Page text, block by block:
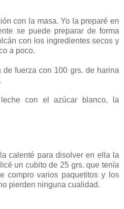
con la masa. Yo la preparé en
se puede preparar de forma
con los ingredientes secos y
a poco.
de fuerza con 100 grs. de harina
con el azúcar blanco, la
calenté para disolver en ella la
un cubito de 25 grs. que tenía
compro varios paquetitos y los
pierden ninguna cualidad.